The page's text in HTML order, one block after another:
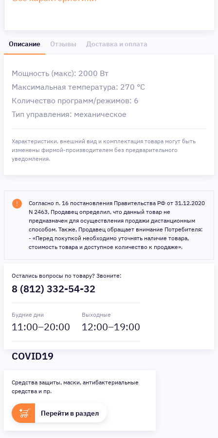
Описание Отзывы Доставка и оплата
Мощность (макс): 2000 Вт
Максимальная температура: 270 °С
Количество программ/режимов: 6
Тип управления: механическое
Характеристики, внешний вид и комплектация товара могут быть
изменены фирмой-производителем без предварительного
уведомления.
Согласно п. 16 постановления Правительства РФ от 31.12.2020
N 2463, Продавец определил, что данный товар не
предназначен для осуществления продажи дистанционным
способом. Также, Продавец обращает внимание Потребителя:
- «Перед покупкой необходимо уточнять наличие товара,
стоимость товара и доступное количество к продаже».
Остались вопросы по товару? Звоните:
8 (812) 332-54-32
Будние дни
11:00–20:00
Выходные
12:00–19:00
COVID19
Средства защиты, маски, антибактериальные
средства и пр.
Перейти в раздел